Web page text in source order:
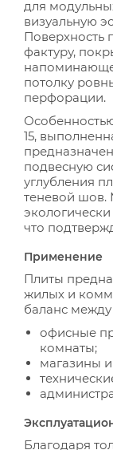
для
визуальную
Поверхность
фактуру,
потолку
перфорации.
15,
подвесную
углубления
теневой шов.
что
Применение
Плиты
жилых и
баланс
офисные
комнаты;
магазины
Благодаря